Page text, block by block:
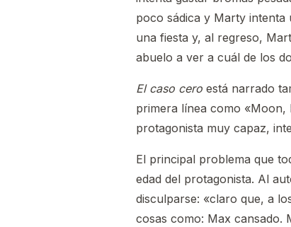
poco sádica y Marty
una fiesta y, al regreso,
abuelo a ver a cuál de los
El caso cero está narrado
primera línea como «Moon,
protagonista muy capaz,
El principal problema que
edad del protagonista. Al
disculparse: «claro que, a
cosas como: Max cansado.